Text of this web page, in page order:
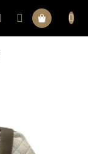
Nákupní